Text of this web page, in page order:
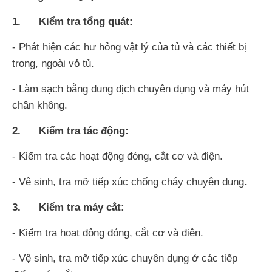
1. Kiểm tra tổng quát:
- Phát hiện các hư hỏng vật lý của tủ và các thiết bị
trong, ngoài vỏ tủ.
- Làm sạch bằng dung dịch chuyên dụng và máy hút
chân không.
2. Kiểm tra tác động:
- Kiểm tra các hoạt động đóng, cắt cơ và điện.
- Vệ sinh, tra mỡ tiếp xúc chống cháy chuyên dụng.
3. Kiểm tra máy cắt:
- Kiểm tra hoạt động đóng, cắt cơ và điện.
- Vệ sinh, tra mỡ tiếp xúc chuyên dụng ở các tiếp